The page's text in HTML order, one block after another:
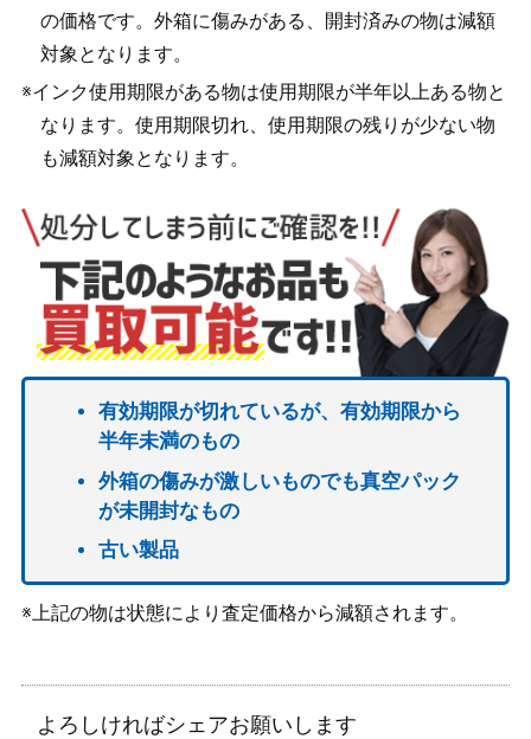
の価格です。外箱に傷みがある、開封済みの物は減額
対象となります。
※インク使用期限がある物は使用期限が半年以上ある物と
なります。使用期限切れ、使用期限の残りが少ない物
も減額対象となります。
有効期限が切れているが、有効期限から
半年未満のもの
外箱の傷みが激しいものでも真空パック
が未開封なもの
古い製品
※上記の物は状態により査定価格から減額されます。
よろしければシェアお願いします